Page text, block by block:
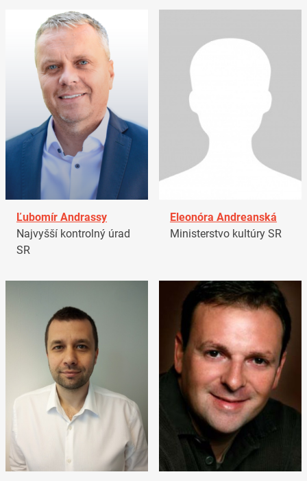
Ľubomír Andrassy
Najvyšší kontrolný úrad
SR
Eleonóra Andreanská
Ministerstvo kultúry SR